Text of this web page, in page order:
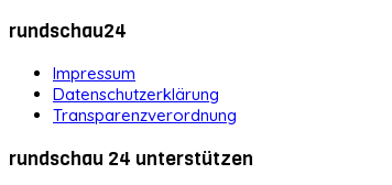
rundschau24
Impressum
Datenschutzerklärung
Transparenzverordnung
rundschau 24 unterstützen